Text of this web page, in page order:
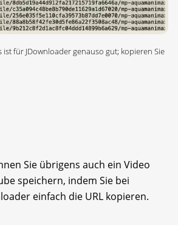
ist für JDownloader genauso gut; kopieren Sie
Sie übrigens auch ein Video
speichern, indem Sie bei
einfach die URL kopieren.